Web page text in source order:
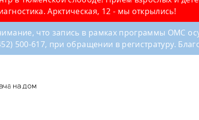
Арктическая, 12 - мы открылись!
что запись в рамках программы ОМС
500-617, при обращении в регистратуру.
на дом